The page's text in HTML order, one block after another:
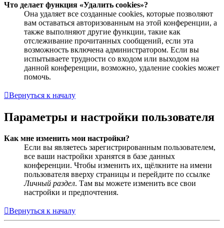
Что делает функция «Удалить cookies»?
Она удаляет все созданные cookies, которые позволяют
вам оставаться авторизованным на этой конференции, а
также выполняют другие функции, такие как
отслеживание прочитанных сообщений, если эта
возможность включена администратором. Если вы
испытываете трудности со входом или выходом на
данной конференции, возможно, удаление cookies может
помочь.
Вернуться к началу
Параметры и настройки пользователя
Как мне изменить мои настройки?
Если вы являетесь зарегистрированным пользователем,
все ваши настройки хранятся в базе данных
конференции. Чтобы изменить их, щёлкните на имени
пользователя вверху страницы и перейдите по ссылке
Личный раздел. Там вы можете изменить все свои
настройки и предпочтения.
Вернуться к началу